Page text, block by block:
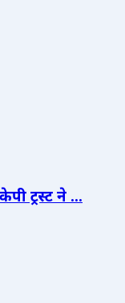
ट्रस्ट ने ...